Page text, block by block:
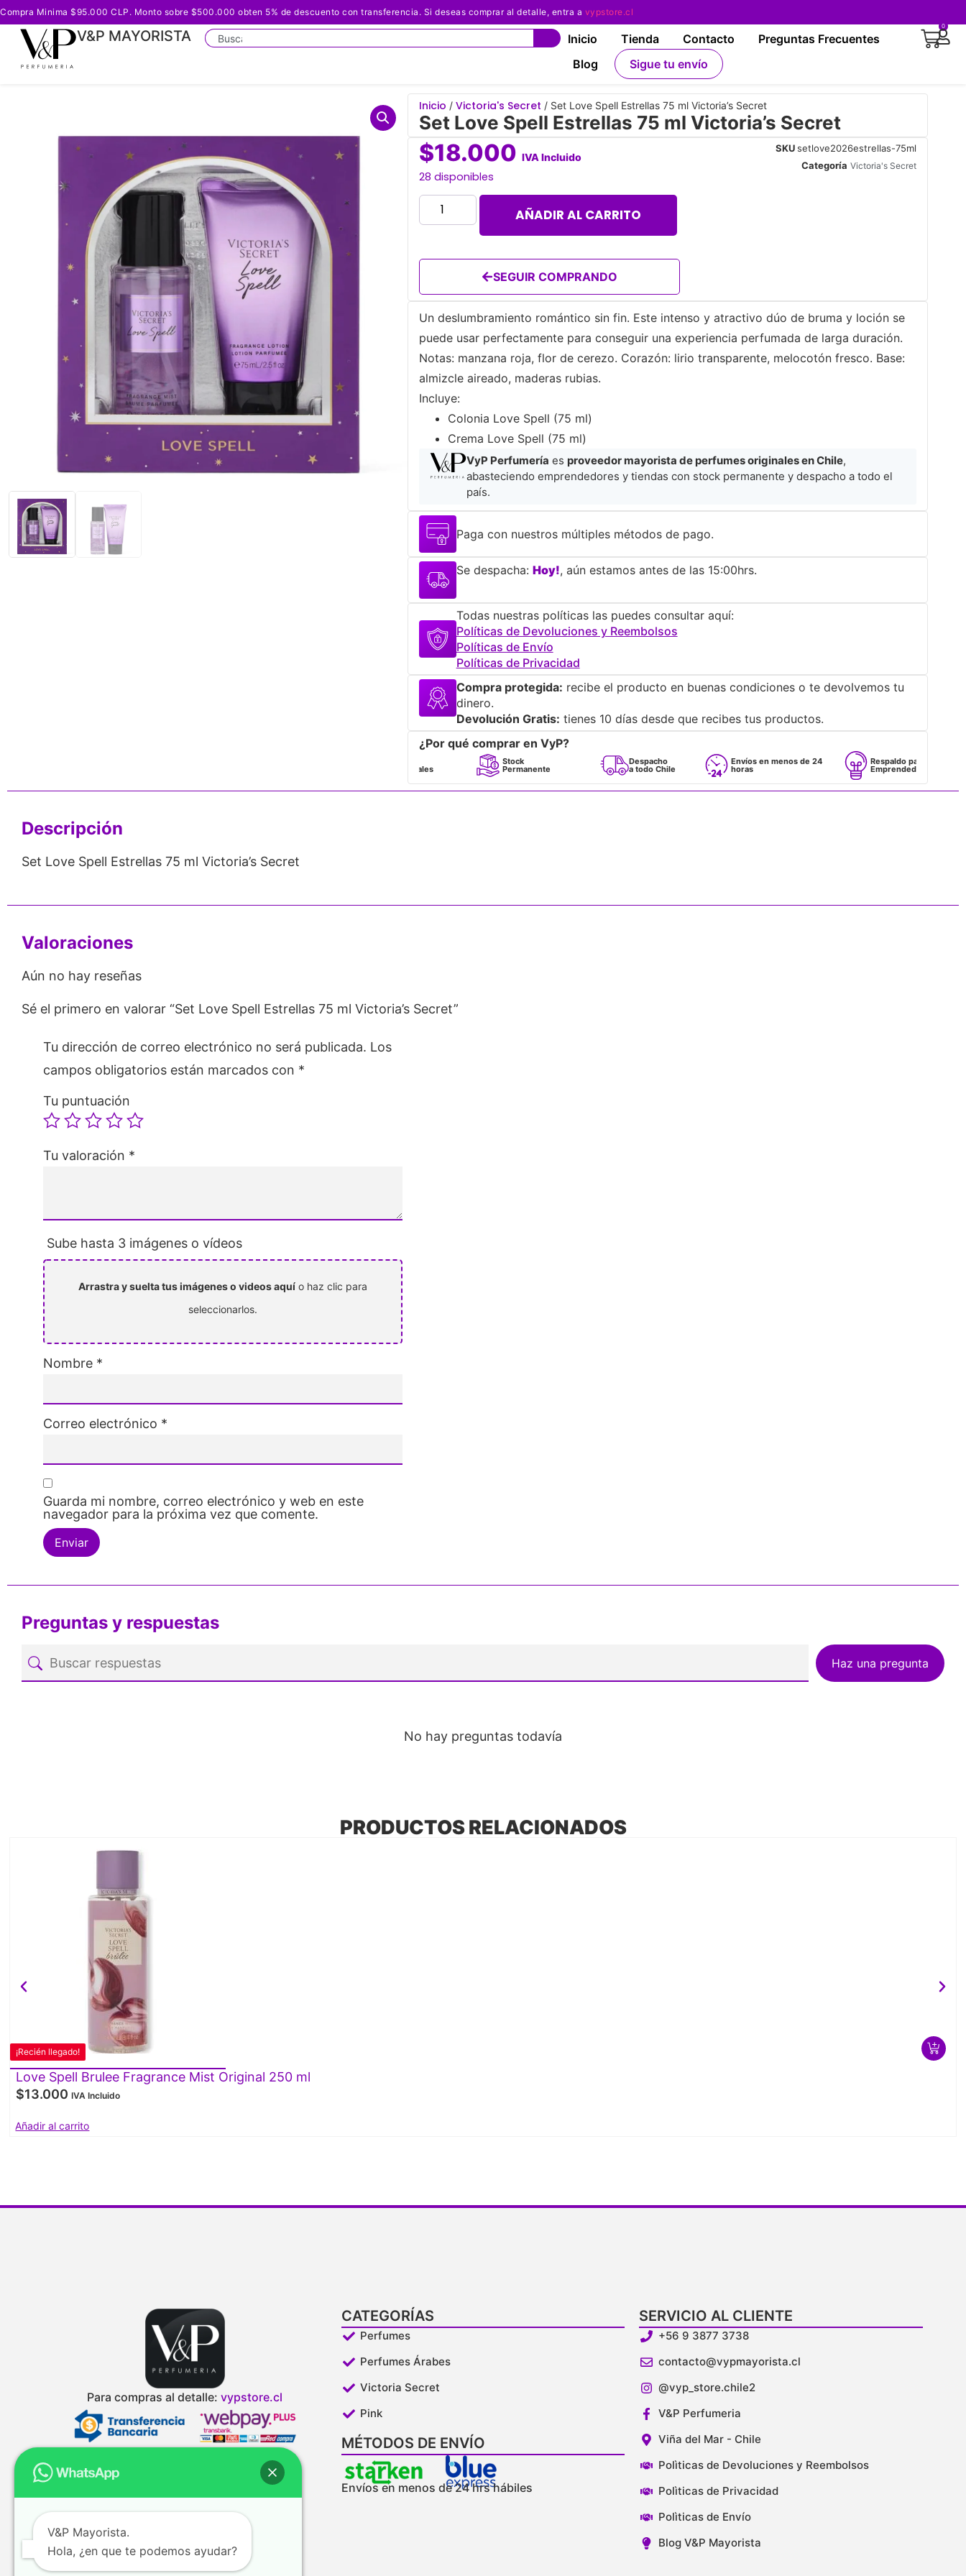
Compra Minima $95.000 CLP. Monto sobre $500.000 obten 5% de descuento con transferencia. Si deseas comprar al detalle, entra a vypstore.cl
V&P MAYORISTA Inicio Tienda Contacto
Preguntas Frecuentes
Blog
Sigue tu envío
0
Inicio / Victoria's Secret / Set Love Spell Estrellas 75 ml Victoria’s Secret
Set Love Spell Estrellas 75 ml Victoria’s Secret
$18.000 IVA Incluido
28 disponibles
AÑADIR AL CARRITO
SEGUIR COMPRANDO
SKUsetlove2026estrellas-75ml
Categoría Victoria's Secret
Un deslumbramiento romántico sin fin. Este intenso y atractivo dúo de bruma y loción se
puede usar perfectamente para conseguir una experiencia perfumada de larga duración.​​​​​​​
Notas: manzana roja, flor de cerezo. Corazón: lirio transparente, melocotón fresco. Base:
almizcle aireado, maderas rubias.
Incluye:
Colonia Love Spell (75 ml)
Crema Love Spell (75 ml)
VyP Perfumería es proveedor mayorista de perfumes originales en Chile,
abasteciendo emprendedores y tiendas con stock permanente y despacho a todo el
país.
Paga con nuestros múltiples métodos de pago.
Se despacha: Hoy!, aún estamos antes de las 15:00hrs.
Todas nuestras políticas las puedes consultar aquí:
Políticas de Devoluciones y Reembolsos
Políticas de Envío
Políticas de Privacidad
Compra protegida: recibe el producto en buenas condiciones o te devolvemos tu
dinero.
Devolución Gratis: tienes 10 días desde que recibes tus productos.
¿Por qué comprar en VyP?
Stock
Permanente
Despacho
a todo Chile
Envíos en menos de 24
horas
Respaldo para
Emprendedores
Descripción
Set Love Spell Estrellas 75 ml Victoria’s Secret
Valoraciones
Aún no hay reseñas
Sé el primero en valorar “Set Love Spell Estrellas 75 ml Victoria’s Secret”
Tu dirección de correo electrónico no será publicada. Los
campos obligatorios están marcados con *
Tu puntuación
Tu valoración *
Sube hasta 3 imágenes o vídeos
Arrastra y suelta tus imágenes o videos aquí o haz clic para
seleccionarlos.
Nombre *
Correo electrónico *
Guarda mi nombre, correo electrónico y web en este
navegador para la próxima vez que comente.
Preguntas y respuestas
Haz una pregunta
No hay preguntas todavía
PRODUCTOS RELACIONADOS
¡Recién llegado!
Love Spell Brulee Fragrance Mist Original 250 ml
$13.000 IVA Incluido
Añadir al carrito
Para compras al detalle:vypstore.cl
CATEGORÍAS
Perfumes
Perfumes Árabes
Victoria Secret
Pink
MÉTODOS DE ENVÍO
Envíos en menos de 24 hrs hábiles
SERVICIO AL CLIENTE
+56 9 3877 3738
contacto@vypmayorista.cl
@vyp_store.chile2
V&P Perfumeria
Viña del Mar - Chile
Polìticas de Devoluciones y Reembolsos
Polìticas de Privacidad
Polìticas de Envío
Blog V&P Mayorista
V&P Mayorista.
Hola, ¿en que te podemos ayudar?